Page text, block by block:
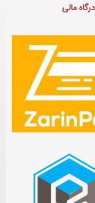
درگاه مالی